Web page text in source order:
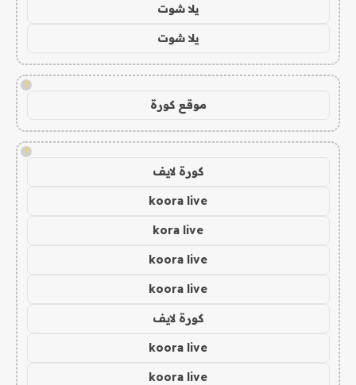
يلا شوت
يلا شوت
!
موقع كورة
!
كورة لايف
koora live
kora live
koora live
koora live
كورة لايف
koora live
koora live